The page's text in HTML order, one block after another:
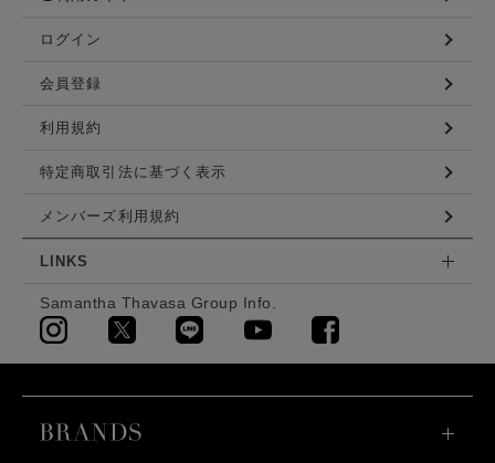
ログイン
会員登録
利用規約
特定商取引法に基づく表示
メンバーズ利用規約
LINKS
Samantha Thavasa Group Info.